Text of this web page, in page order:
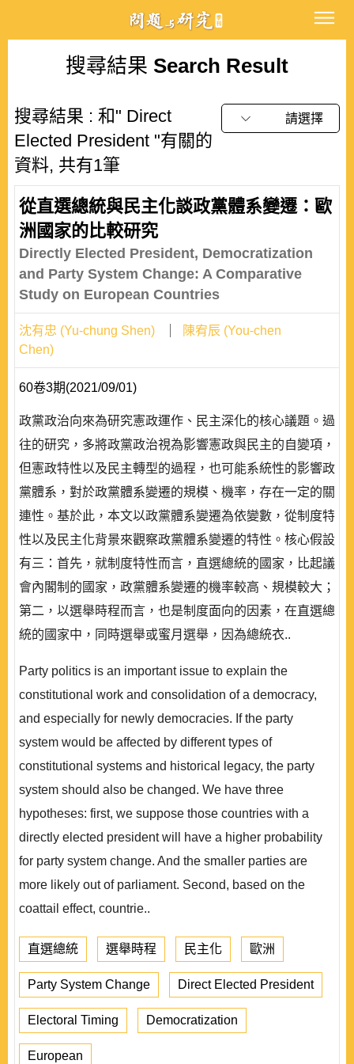
搜尋結果 Search Result
搜尋結果 : 和" Direct
Elected President "有關的
資料, 共有1筆
請選擇
從直選總統與民主化談政黨體系變遷：歐
洲國家的比較研究
Directly Elected President, Democratization
and Party System Change: A Comparative
Study on European Countries
沈有忠 (Yu-chung Shen)
陳宥辰 (You-chen
Chen)
60卷3期(2021/09/01)
政黨政治向來為研究憲政運作、民主深化的核心議題。過
往的研究，多將政黨政治視為影響憲政與民主的自變項，
但憲政特性以及民主轉型的過程，也可能系統性的影響政
黨體系，對於政黨體系變遷的規模、機率，存在一定的關
連性。基於此，本文以政黨體系變遷為依變數，從制度特
性以及民主化背景來觀察政黨體系變遷的特性。核心假設
有三：首先，就制度特性而言，直選總統的國家，比起議
會內閣制的國家，政黨體系變遷的機率較高、規模較大；
第二，以選舉時程而言，也是制度面向的因素，在直選總
統的國家中，同時選舉或蜜月選舉，因為總統衣..
Party politics is an important issue to explain the
constitutional work and consolidation of a democracy,
and especially for newly democracies. If the party
system would be affected by different types of
constitutional systems and historical legacy, the party
system should also be changed. We have three
hypotheses: first, we suppose those countries with a
directly elected president will have a higher probability
for party system change. And the smaller parties are
more likely out of parliament. Second, based on the
coattail effect, countrie..
直選總統 選舉時程 民主化 歐洲
Party System Change Direct Elected President
Electoral Timing Democratization
European